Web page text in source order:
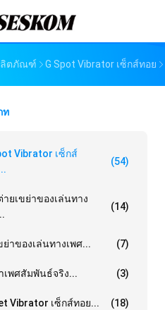
ลิตภัณฑ์ G Spot Vibrator เซ็กส์ทอย
ท
Vibrator เซ็กส์
(54)
ายเขย่าของเล่นทาง
(14)
ย่าของเล่นทางเพศ... (7)
เพศสัมพันธ์จริง... (3)
Vibrator เซ็กส์ทอย... (18)